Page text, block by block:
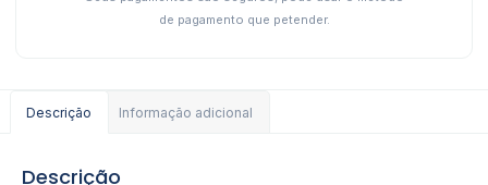
de pagamento que petender.
Descrição Informação adicional
Descrição